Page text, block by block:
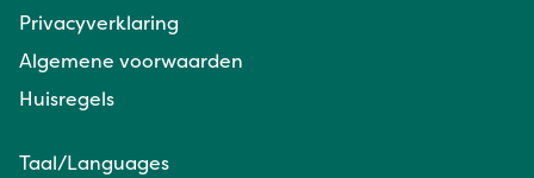
Privacyverklaring
Algemene voorwaarden
Huisregels
Taal/Languages